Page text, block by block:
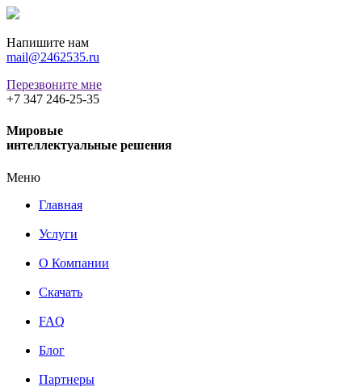
Напишите нам
mail@2462535.ru
Перезвоните мне
+7 347 246-25-35
Мировые
интеллектуальные решения
Меню
Главная
Услуги
О Компании
Скачать
FAQ
Блог
Партнеры